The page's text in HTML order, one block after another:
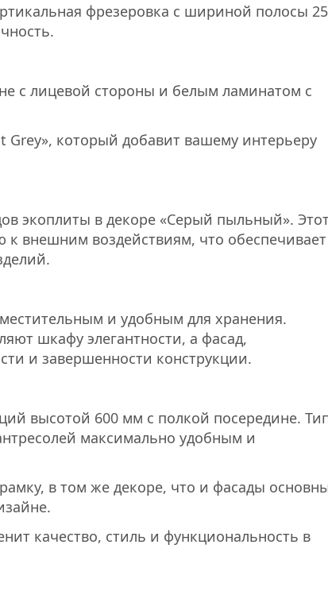
фрезеровка с шириной полосы 25
с лицевой стороны и белым ламинатом с
который добавит вашему интерьеру
экоплиты в декоре «Серый пыльный».
к внешним воздействиям, что обеспечивает
и удобным для хранения.
шкафу элегантности, а фасад,
и завершенности конструкции.
высотой 600 мм с полкой посередине.
максимально удобным и
в том же декоре, что и фасады
качество, стиль и функциональность в